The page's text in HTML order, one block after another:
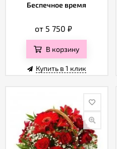
Беспечное время
от 5 750₽
В корзину
Купить в 1 клик